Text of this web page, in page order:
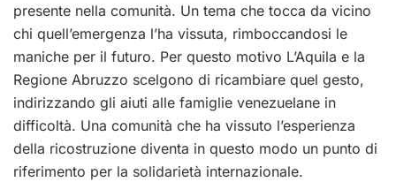
presente nella comunità. Un tema che tocca da vicino
chi quell’emergenza l’ha vissuta, rimboccandosi le
maniche per il futuro. Per questo motivo L’Aquila e la
Regione Abruzzo scelgono di ricambiare quel gesto,
indirizzando gli aiuti alle famiglie venezuelane in
difficoltà. Una comunità che ha vissuto l’esperienza
della ricostruzione diventa in questo modo un punto di
riferimento per la solidarietà internazionale.